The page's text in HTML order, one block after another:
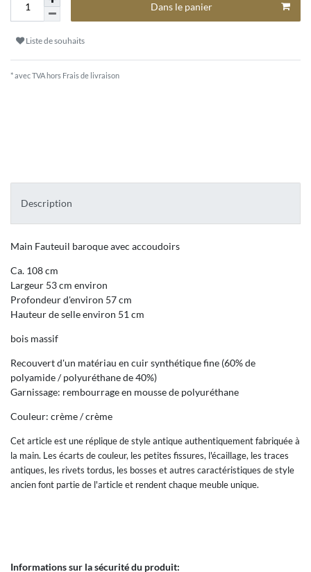
Dans le panier
Liste de souhaits
* avec TVA hors Frais de livraison
Description
Main Fauteuil baroque avec accoudoirs
Ca. 108 cm
Largeur 53 cm environ
Profondeur d'environ 57 cm
Hauteur de selle environ 51 cm
bois massif
Recouvert d'un matériau en cuir synthétique fine (60% de
polyamide / polyuréthane de 40%)
Garnissage: rembourrage en mousse de polyuréthane
Couleur: crème / crème
Cet article est une réplique de style antique authentiquement fabriquée à
la main. Les écarts de couleur, les petites fissures, l'écaillage, les traces
antiques, les rivets tordus, les bosses et autres caractéristiques de style
ancien font partie de l'article et rendent chaque meuble unique.
Informations sur la sécurité du produit: